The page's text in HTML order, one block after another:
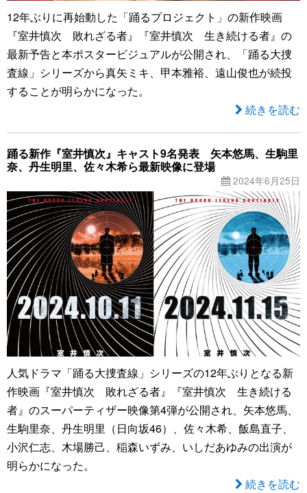
12年ぶりに再始動した「踊るプロジェクト」の新作映画
『室井慎次 敗れざる者』『室井慎次 生き続ける者』の
最新予告と本ポスタービジュアルが公開され、「踊る大捜
査線」シリーズから真矢ミキ、甲本雅裕、遠山俊也が続投
することが明らかになった。
続きを読む
踊る新作『室井慎次』キャスト9名発表 矢本悠馬、生駒里
奈、丹生明里、佐々木希ら最新映像に登場
2024年6月25日
人気ドラマ「踊る大捜査線」シリーズの12年ぶりとなる新
作映画『室井慎次 敗れざる者』『室井慎次 生き続ける
者』のスーパーティザー映像第4弾が公開され、矢本悠馬、
生駒里奈、丹生明里（日向坂46）、佐々木希、飯島直子、
小沢仁志、木場勝己、稲森いずみ、いしだあゆみの出演が
明らかになった。
続きを読む